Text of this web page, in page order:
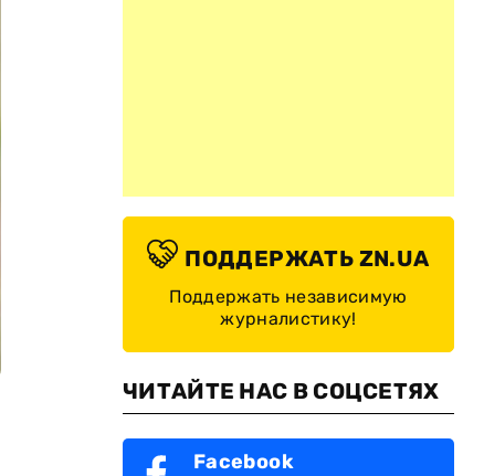
ПОДДЕРЖАТЬ ZN.UA
Поддержать независимую
журналистику!
ЧИТАЙТЕ НАС В СОЦСЕТЯХ
Facebook